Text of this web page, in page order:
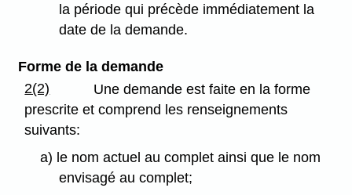
la période qui précède immédiatement la
date de la demande.
Forme de la demande
2(2)
Une demande est faite en la forme
prescrite et comprend les renseignements
suivants:
a) le nom actuel au complet ainsi que le nom
envisagé au complet;